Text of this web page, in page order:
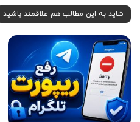
شاید به این مطالب هم علاقمند باشید